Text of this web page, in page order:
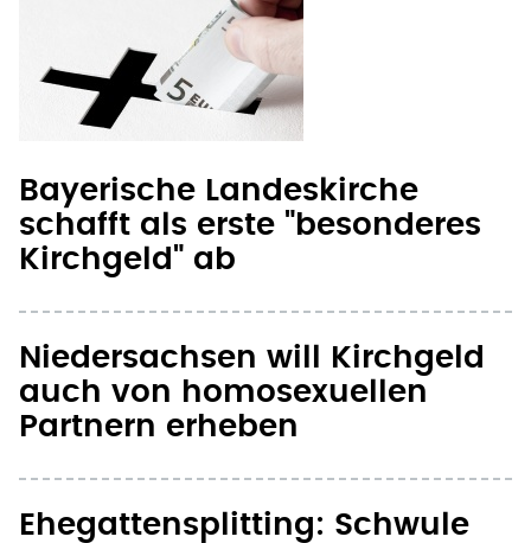
Bayerische Landeskirche
schafft als erste "besonderes
Kirchgeld" ab
Niedersachsen will Kirchgeld
auch von homosexuellen
Partnern erheben
Ehegattensplitting: Schwule